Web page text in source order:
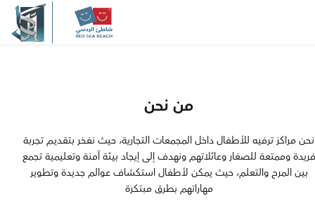
مرحبًا بكم في
شاطئ الردسي
والجودة والابتكار، يسعي
إلى الارتقاء بمعايير الترفيــه
الحديثة
من نحن
نحن مراكز ترفيه للأطفال داخل المجمعات التجارية، حيث نفخر بتقديـم تجربة
فريدة وممتعة للصغار وعائلاتهم ونهدف إلى إيجاد بيئة آمنة وتعليمية تجمع
بين المرح والتعلم، حيث يمكن لأطفال استكشاف عوالم جديدة وتطوير
مهاراتهم بطرق مبتكرة